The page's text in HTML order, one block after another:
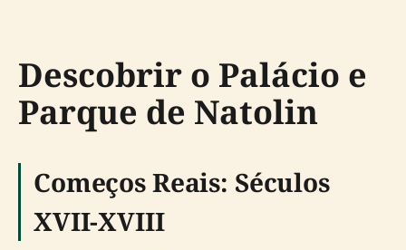
Descobrir o Palácio e
Parque de Natolin
Começos Reais: Séculos
XVII-XVIII